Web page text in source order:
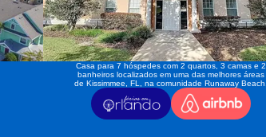
Casa para 7 hóspedes com 2 quartos, 3 camas e 2
banheiros localizados em uma das melhores áreas
de Kissimmee, FL, na comunidade Runaway Beach.